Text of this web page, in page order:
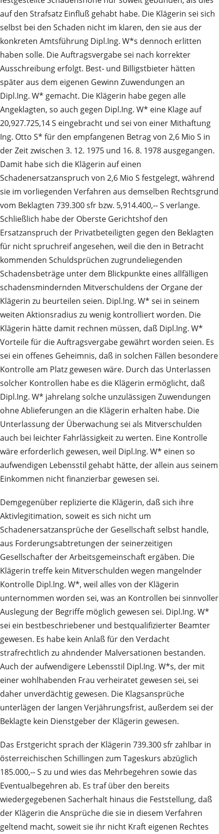
auf den Strafsatz Einfluß gehabt habe. Die Klägerin sei sich
selbst bei den Schaden nicht im klaren, den sie aus der
konkreten Amtsführung Dipl.Ing. W*s dennoch erlitten
haben solle. Die Auftragsvergabe sei nach korrekter
Ausschreibung erfolgt. Best‑ und Billigstbieter hätten
später aus dem eigenen Gewinn Zuwendungen an
Dipl.Ing. W* gemacht. Die Klägerin habe gegen alle
Angeklagten, so auch gegen Dipl.Ing. W* eine Klage auf
20,927.725,14 S eingebracht und sei von einer Mithaftung
Ing. Otto S* für den empfangenen Betrag von 2,6 Mio S in
der Zeit zwischen 3. 12. 1975 und 16. 8. 1978 ausgegangen.
Damit habe sich die Klägerin auf einen
Schadenersatzanspruch von 2,6 Mio S festgelegt, während
sie im vorliegenden Verfahren aus demselben Rechtsgrund
vom Beklagten 739.300 sfr bzw. 5,914.400,‑‑ S verlange.
Schließlich habe der Oberste Gerichtshof den
Ersatzanspruch der Privatbeteiligten gegen den Beklagten
für nicht spruchreif angesehen, weil die den in Betracht
kommenden Schuldsprüchen zugrundeliegenden
Schadensbeträge unter dem Blickpunkte eines allfälligen
schadensmindernden Mitverschuldens der Organe der
Klägerin zu beurteilen seien. Dipl.Ing. W* sei in seinem
weiten Aktionsradius zu wenig kontrolliert worden. Die
Klägerin hätte damit rechnen müssen, daß Dipl.Ing. W*
Vorteile für die Auftragsvergabe gewährt worden seien. Es
sei ein offenes Geheimnis, daß in solchen Fällen besondere
Kontrolle am Platz gewesen wäre. Durch das Unterlassen
solcher Kontrollen habe es die Klägerin ermöglicht, daß
Dipl.Ing. W* jahrelang solche unzulässigen Zuwendungen
ohne Ablieferungen an die Klägerin erhalten habe. Die
Unterlassung der Überwachung sei als Mitverschulden
auch bei leichter Fahrlässigkeit zu werten. Eine Kontrolle
wäre erforderlich gewesen, weil Dipl.Ing. W* einen so
aufwendigen Lebensstil gehabt hätte, der allein aus seinem
Einkommen nicht finanzierbar gewesen sei.
Demgegenüber replizierte die Klägerin, daß sich ihre
Aktivlegitimation, soweit es sich nicht um
Schadenersatzansprüche der Gesellschaft selbst handle,
aus Forderungsabtretungen der seinerzeitigen
Gesellschafter der Arbeitsgemeinschaft ergäben. Die
Klägerin treffe kein Mitverschulden wegen mangelnder
Kontrolle Dipl.Ing. W*, weil alles von der Klägerin
unternommen worden sei, was an Kontrollen bei sinnvoller
Auslegung der Begriffe möglich gewesen sei. Dipl.Ing. W*
sei ein bestbeschriebener und bestqualifizierter Beamter
gewesen. Es habe kein Anlaß für den Verdacht
strafrechtlich zu ahndender Malversationen bestanden.
Auch der aufwendigere Lebensstil Dipl.Ing. W*s, der mit
einer wohlhabenden Frau verheiratet gewesen sei, sei
daher unverdächtig gewesen. Die Klagsansprüche
unterlägen der langen Verjährungsfrist, außerdem sei der
Beklagte kein Dienstgeber der Klägerin gewesen.
Das Erstgericht sprach der Klägerin 739.300 sfr zahlbar in
österreichischen Schillingen zum Tageskurs abzüglich
185.000,‑‑ S zu und wies das Mehrbegehren sowie das
Eventualbegehren ab. Es traf über den bereits
wiedergegebenen Sacherhalt hinaus die Feststellung, daß
der Klägerin die Ansprüche die sie in diesem Verfahren
geltend macht, soweit sie ihr nicht Kraft eigenen Rechtes